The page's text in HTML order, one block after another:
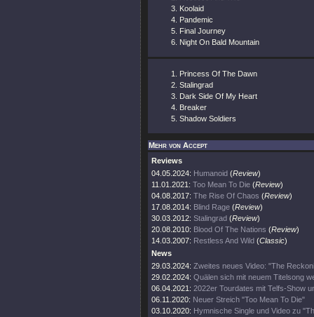
Koolaid
Pandemic
Final Journey
Night On Bald Mountain
Princess Of The Dawn
Stalingrad
Dark Side Of My Heart
Breaker
Shadow Soldiers
Mehr von Accept
Reviews
04.05.2024: Humanoid (Review)
11.01.2021: Too Mean To Die (Review)
04.08.2017: The Rise Of Chaos (Review)
17.08.2014: Blind Rage (Review)
30.03.2012: Stalingrad (Review)
20.08.2010: Blood Of The Nations (Review)
14.03.2007: Restless And Wild (Classic)
News
29.03.2024: Zweites neues Video: "The
29.02.2024: Quälen sich mit neuem Titelsong
06.04.2021: 2022er Tourdates mit Telfs-Show
06.11.2020: Neuer Streich "Too Mean To Die"
03.10.2020: Hymnische Single und Video zu